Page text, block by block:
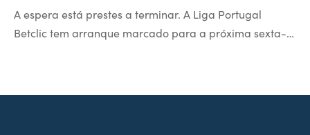
A espera está prestes a terminar. A Liga Portugal
Betclic tem arranque marcado para a próxima sexta-…